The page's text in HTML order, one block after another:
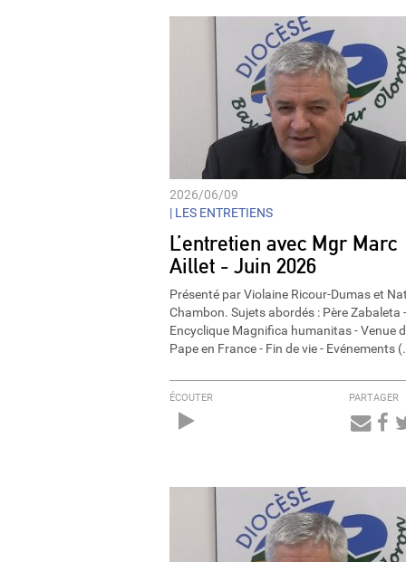
2026/06/09
| LES ENTRETIENS
L’entretien avec Mgr Marc
Aillet - Juin 2026
Présenté par Violaine Ricour-Dumas et
Chambon. Sujets abordés : Père Zabaleta -
Encyclique Magnifica humanitas - Venue
Pape en France - Fin de vie - Evénements
ÉCOUTER PARTAGER